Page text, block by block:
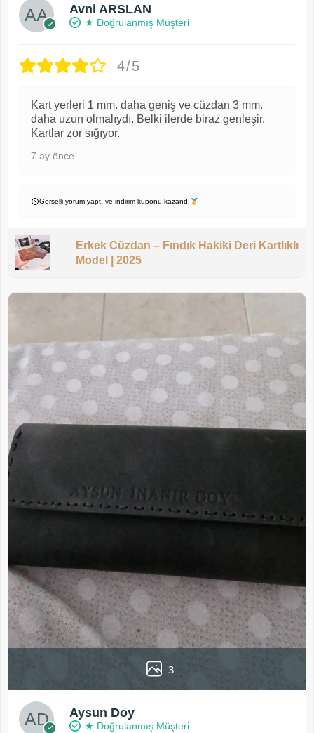
Avni ARSLAN
★ Doğrulanmış Müşteri
4/5
Kart yerleri 1 mm. daha geniş ve cüzdan 3 mm.
daha uzun olmalıydı. Belki ilerde biraz genleşir.
Kartlar zor sığıyor.
7 ay önce
Görselli yorum yaptı ve indirim kuponu kazandı
Erkek Cüzdan – Fındık Hakiki Deri Kartlıklı
Model | 2025
3
Aysun Doy
★ Doğrulanmış Müşteri